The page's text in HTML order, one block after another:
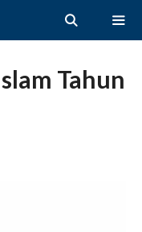
Tahun